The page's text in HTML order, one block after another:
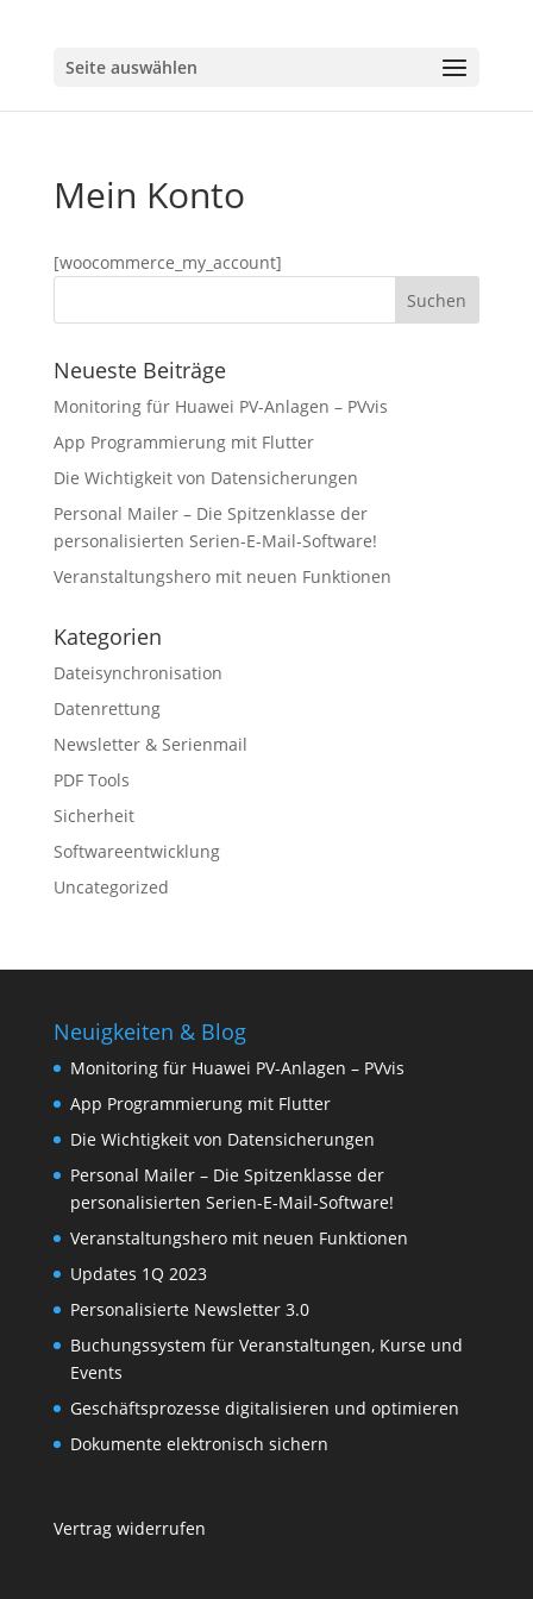
Seite auswählen
Mein Konto
[woocommerce_my_account]
Neueste Beiträge
Monitoring für Huawei PV-Anlagen – PVvis
App Programmierung mit Flutter
Die Wichtigkeit von Datensicherungen
Personal Mailer – Die Spitzenklasse der
personalisierten Serien-E-Mail-Software!
Veranstaltungshero mit neuen Funktionen
Kategorien
Dateisynchronisation
Datenrettung
Newsletter & Serienmail
PDF Tools
Sicherheit
Softwareentwicklung
Uncategorized
Neuigkeiten & Blog
Monitoring für Huawei PV-Anlagen – PVvis
App Programmierung mit Flutter
Die Wichtigkeit von Datensicherungen
Personal Mailer – Die Spitzenklasse der
personalisierten Serien-E-Mail-Software!
Veranstaltungshero mit neuen Funktionen
Updates 1Q 2023
Personalisierte Newsletter 3.0
Buchungssystem für Veranstaltungen, Kurse und
Events
Geschäftsprozesse digitalisieren und optimieren
Dokumente elektronisch sichern
Vertrag widerrufen